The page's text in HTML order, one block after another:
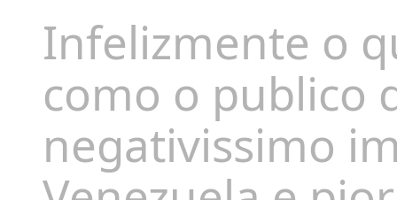
Infelizmente o
como o publico
negativissimo